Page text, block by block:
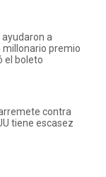
a
premio
el boleto
contra
tiene escasez